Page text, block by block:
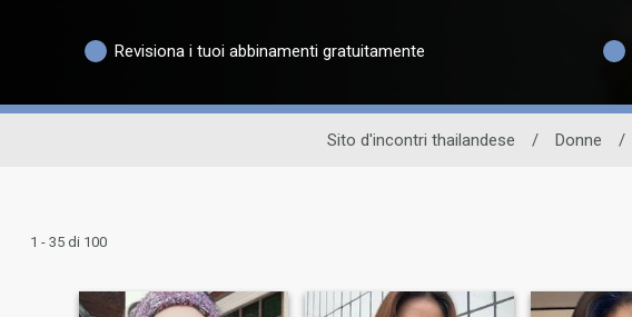
Revisiona i tuoi abbinamenti gratuitamente
Sito d'incontri thailandese / Donne /
1 - 35 di 100